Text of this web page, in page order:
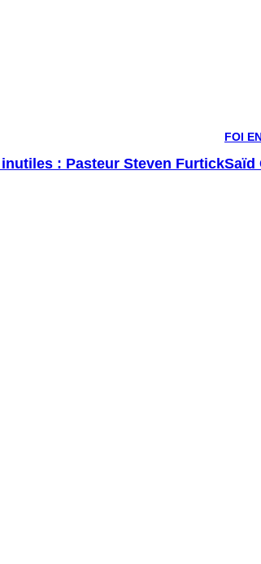
: Pasteur Steven Furtick
FOI
Saïd